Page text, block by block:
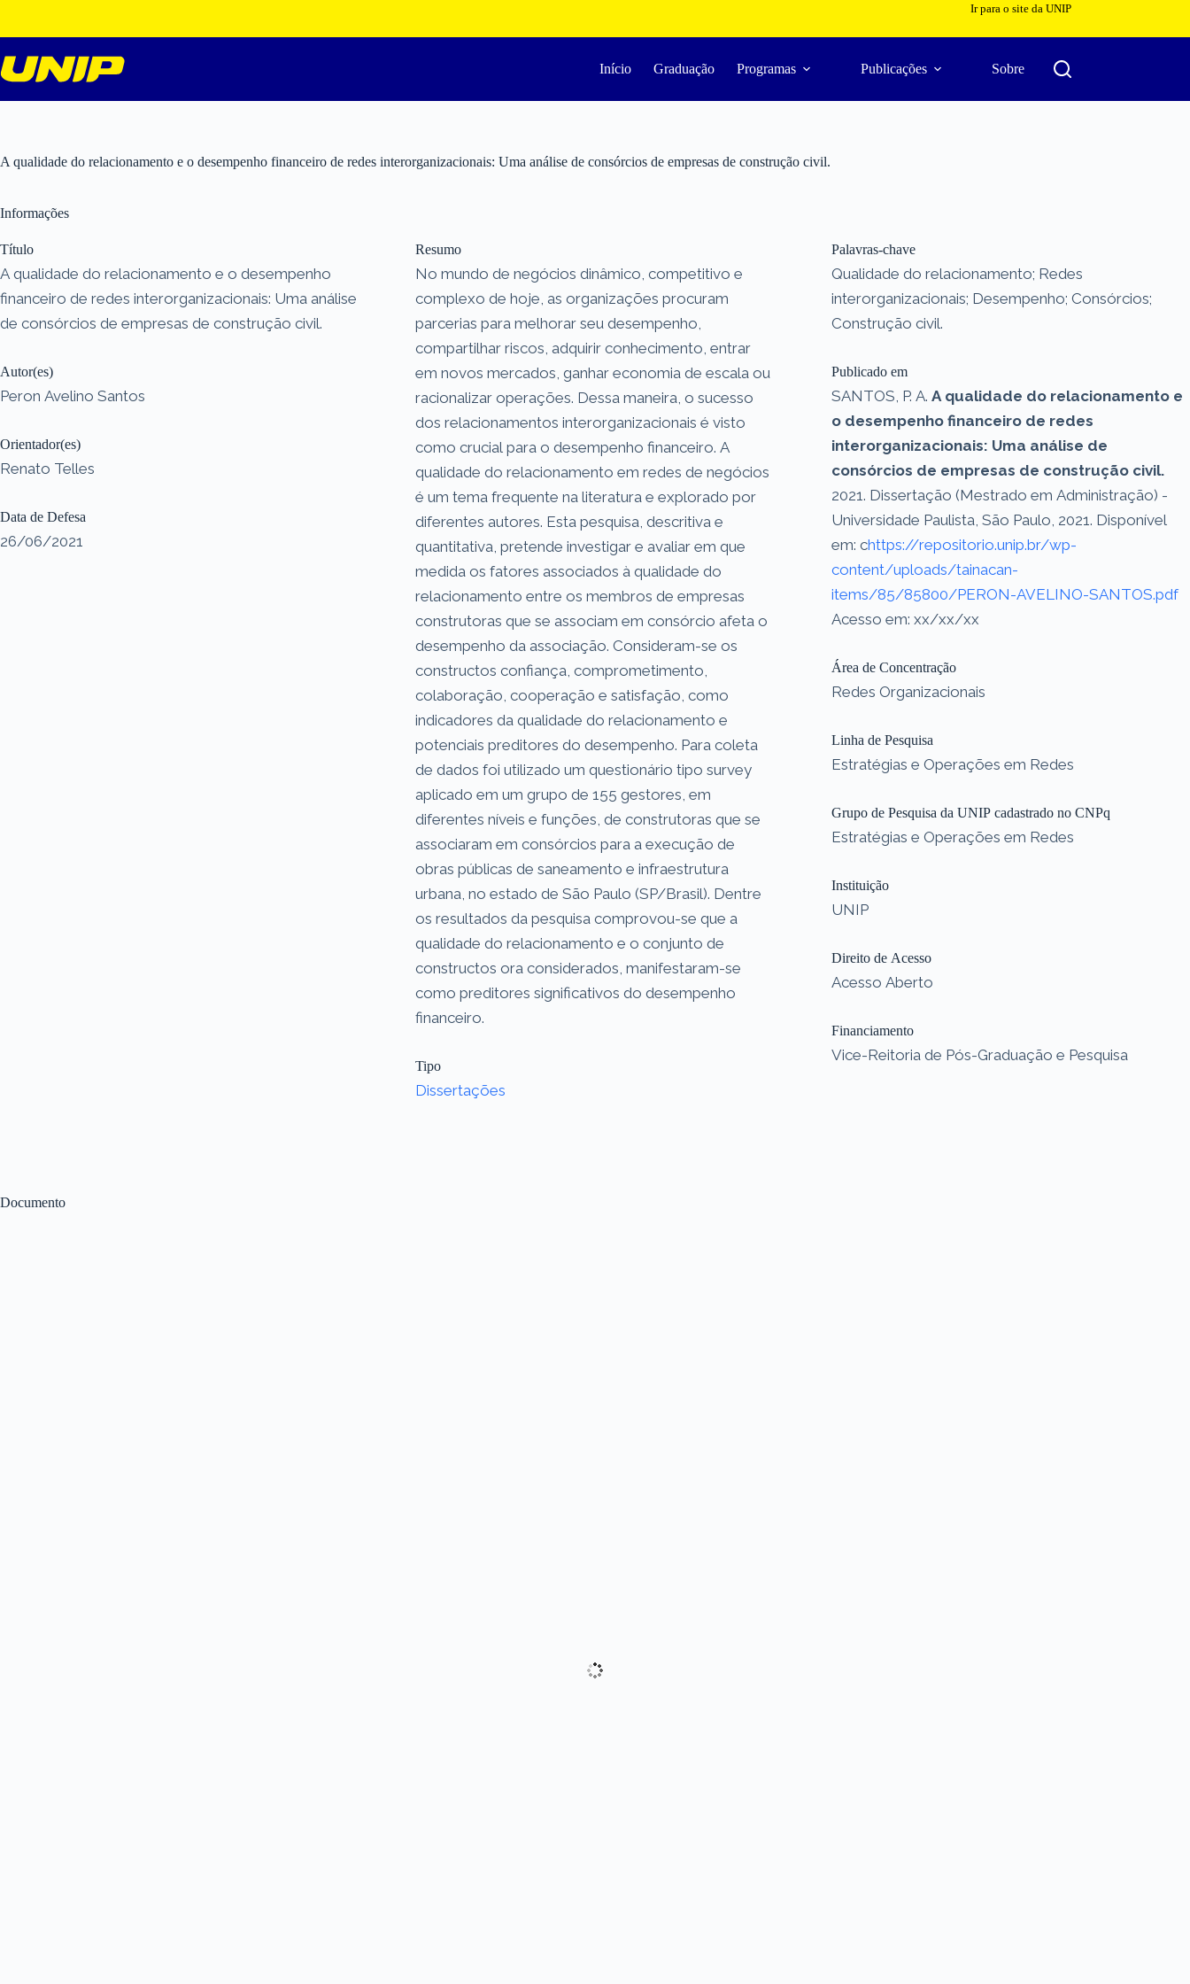
o
conteúdo
Ir para o site da UNIP
Início Graduação Programas Publicações Sobre
A qualidade do relacionamento e o desempenho financeiro de redes interorganizacionais: Uma análise de consórcios de empresas de construção civil.
Documento
Informações
Título
A qualidade do relacionamento e o desempenho
financeiro de redes interorganizacionais: Uma análise
de consórcios de empresas de construção civil.
Autor(es)
Peron Avelino Santos
Orientador(es)
Renato Telles
Data de Defesa
26/06/2021
Resumo
No mundo de negócios dinâmico, competitivo e
complexo de hoje, as organizações procuram
parcerias para melhorar seu desempenho,
compartilhar riscos, adquirir conhecimento, entrar
em novos mercados, ganhar economia de escala ou
racionalizar operações. Dessa maneira, o sucesso
dos relacionamentos interorganizacionais é visto
como crucial para o desempenho financeiro. A
qualidade do relacionamento em redes de negócios
é um tema frequente na literatura e explorado por
diferentes autores. Esta pesquisa, descritiva e
quantitativa, pretende investigar e avaliar em que
medida os fatores associados à qualidade do
relacionamento entre os membros de empresas
construtoras que se associam em consórcio afeta o
desempenho da associação. Consideram-se os
constructos confiança, comprometimento,
colaboração, cooperação e satisfação, como
indicadores da qualidade do relacionamento e
potenciais preditores do desempenho. Para coleta
de dados foi utilizado um questionário tipo survey
aplicado em um grupo de 155 gestores, em
diferentes níveis e funções, de construtoras que se
associaram em consórcios para a execução de
obras públicas de saneamento e infraestrutura
urbana, no estado de São Paulo (SP/Brasil). Dentre
os resultados da pesquisa comprovou-se que a
qualidade do relacionamento e o conjunto de
constructos ora considerados, manifestaram-se
como preditores significativos do desempenho
financeiro.
Tipo
Dissertações
Palavras-chave
Qualidade do relacionamento; Redes
interorganizacionais; Desempenho; Consórcios;
Construção civil.
Publicado em
SANTOS, P. A. A qualidade do relacionamento e
o desempenho financeiro de redes
interorganizacionais: Uma análise de
consórcios de empresas de construção civil.
2021. Dissertação (Mestrado em Administração) -
Universidade Paulista, São Paulo, 2021. Disponível
em: chttps://repositorio.unip.br/wp-
content/uploads/tainacan-
items/85/85800/PERON-AVELINO-SANTOS.pdf
Acesso em: xx/xx/xx
Área de Concentração
Redes Organizacionais
Linha de Pesquisa
Estratégias e Operações em Redes
Grupo de Pesquisa da UNIP cadastrado no CNPq
Estratégias e Operações em Redes
Instituição
UNIP
Direito de Acesso
Acesso Aberto
Financiamento
Vice-Reitoria de Pós-Graduação e Pesquisa